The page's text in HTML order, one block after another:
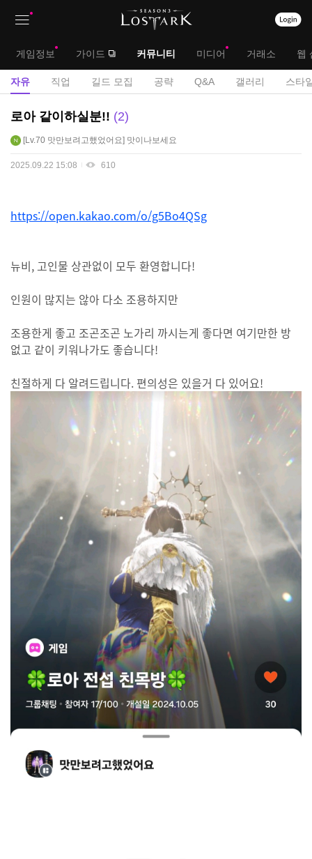
대
메
게임정보 가이드 커뮤니티 미디어 거래소 웹
서
자유 직업 길드 모집 공략 Q&A 갤러리 스타
자
게
로아 같이하실분!! 2
Lv.70 맛만보려고했었어요 맛이나보세요
2025.09.22 15:08 610
https://open.kakao.com/o/g5Bo4QSg
뉴비, 고인물 상관없이 모두 환영합니다!
인원이 많지는 않아 다소 조용하지만
조용한게 좋고 조곤조곤 노가리 까시는게 좋다면 여기만한 방
없고 같이 키워나가도 좋습니다!
친절하게 다 알려드립니다. 편의성은 있을거 다 있어요!